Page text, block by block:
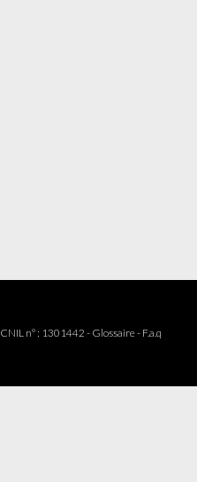
n° : 1301442 - Glossaire- F.a.q